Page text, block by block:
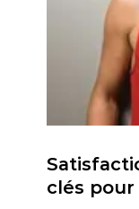
clés